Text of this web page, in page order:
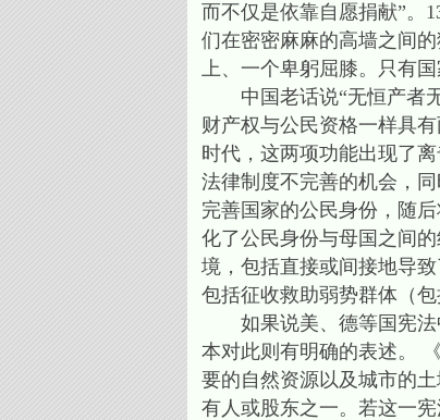
而不仅是依靠自愿捐献”。
们在密密麻麻的高墙之间
上、一个卑躬屈膝。只有
中国老话说“无恒产者无
财产权与公民资格一样具有
时代，这两项功能出现了
法律制度不完善的机会，
完善国家的公民身份，随
化了公民身份与母国之间
境，包括直接或间接地导
包括征收救助弱势群体（
如果说美、德等国宪法
本对此则有明确的表述。
要的自然资源以及城市的
有人或股东之一。若这一